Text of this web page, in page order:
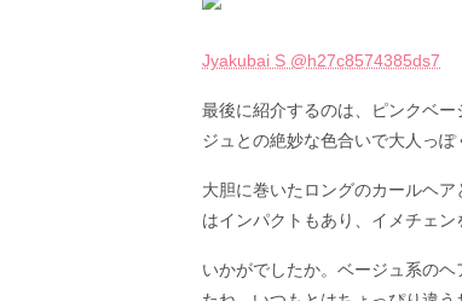
Jyakubai S @h27c8574385ds7
最後に紹介するのは、ピンクベ
ジュとの絶妙な色合いで大人っぽ
大胆に巻いたロングのカールヘ
はインパクトもあり、イメチェン
いかがでしたか。ベージュ系の